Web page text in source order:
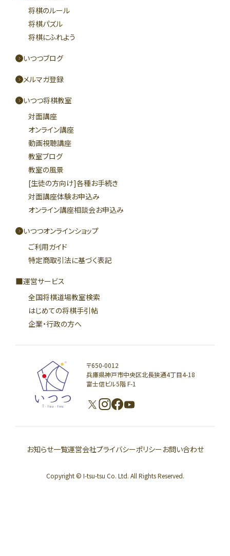
〒650-0012
兵庫県神戸市中央区北長狭通4丁目4-18
富士信ビル5階 F-1
将棋のルール
将棋パズル
将棋にふれよう
いつつブログ
メルマガ登録
いつつ将棋教室
対面講座
オンライン講座
動画視聴講座
教室ブログ
教室の風景
[生徒の方向け]各種お手続き
対面講座体験お申込み
オンライン講座相談会お申込み
いつつオンラインショップ
ご利用ガイド
特定商取引法に基づく表記
運営サービス
全国将棋道場教室検索
はじめての将棋手引帖
企業・行政の方へ
お知らせ一覧運営会社プライバシーポリシーお問い合わせ
Copyright © I-tsu-tsu Co. Ltd. All Rights Reserved.